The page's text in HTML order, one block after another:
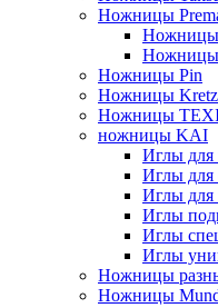
Ножницы
Ножницы
Ножницы Pin
Ножницы
Ножницы
ножницы KAI
Иглы для
Иглы для
Иглы для
Иглы
Иглы
Иглы
Ножницы
Ножницы